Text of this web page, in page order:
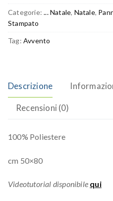
Categorie:... Natale, Natale,
Stampato
Tag: Avvento
Descrizione
Recensioni (0)
100% Poliestere
cm 50×80
Videotutorial disponibile qui